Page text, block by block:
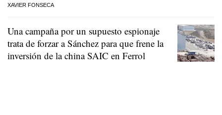
XAVIER FONSECA
Una campaña por un supuesto espionaje
trata de forzar a Sánchez para que frene la
inversión de la china SAIC en Ferrol